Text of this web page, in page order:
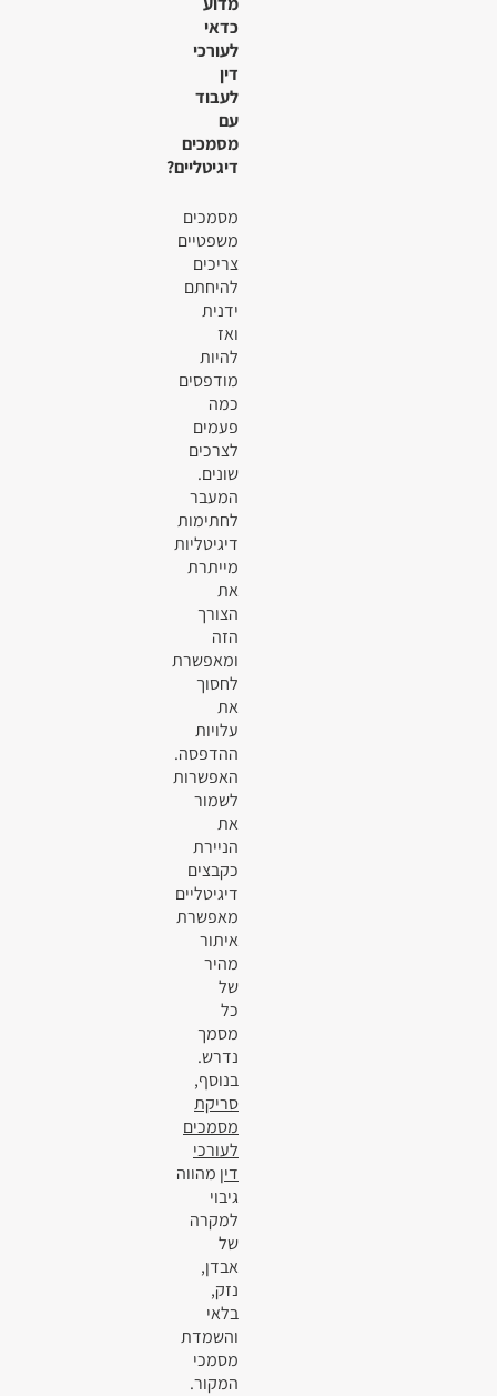
כדאי
לעורכי
דין
לעבוד
עם
מסמכים
דיגיטליים?
מסמכים
משפטיים
צריכים
להיחתם
ידנית
ואז
להיות
מודפסים
כמה
פעמים
לצרכים
שונים.
המעבר
לחתימות
דיגיטליות
מייתרת
את
הצורך
הזה
ומאפשרת
לחסוך
את
עלויות
ההדפסה.
האפשרות
לשמור
את
הניירת
כקבצים
דיגיטליים
מאפשרת
איתור
מהיר
של
כל
מסמך
נדרש.
בנוסף,
סריקת
מסמכים
לעורכי
דין מהווה
גיבוי
למקרה
של
אבדן,
נזק,
בלאי
והשמדת
מסמכי
המקור.